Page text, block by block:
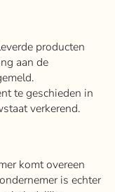
producten
aan de
te geschieden in
verkerend.
komt overeen
is echter